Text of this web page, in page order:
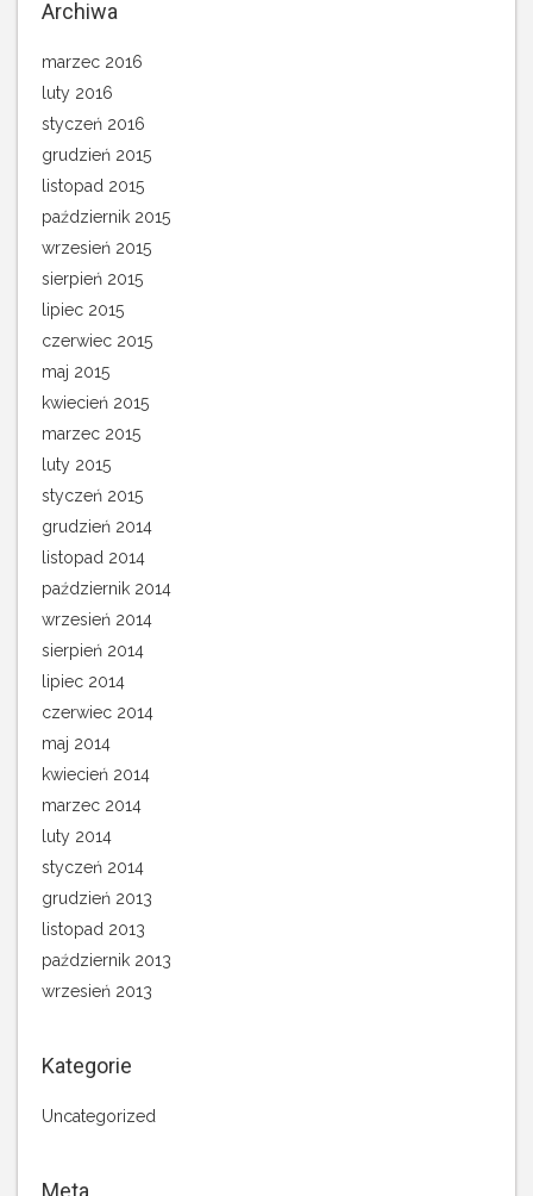
Archiwa
marzec 2016
luty 2016
styczeń 2016
grudzień 2015
listopad 2015
październik 2015
wrzesień 2015
sierpień 2015
lipiec 2015
czerwiec 2015
maj 2015
kwiecień 2015
marzec 2015
luty 2015
styczeń 2015
grudzień 2014
listopad 2014
październik 2014
wrzesień 2014
sierpień 2014
lipiec 2014
czerwiec 2014
maj 2014
kwiecień 2014
marzec 2014
luty 2014
styczeń 2014
grudzień 2013
listopad 2013
październik 2013
wrzesień 2013
Kategorie
Uncategorized
Meta